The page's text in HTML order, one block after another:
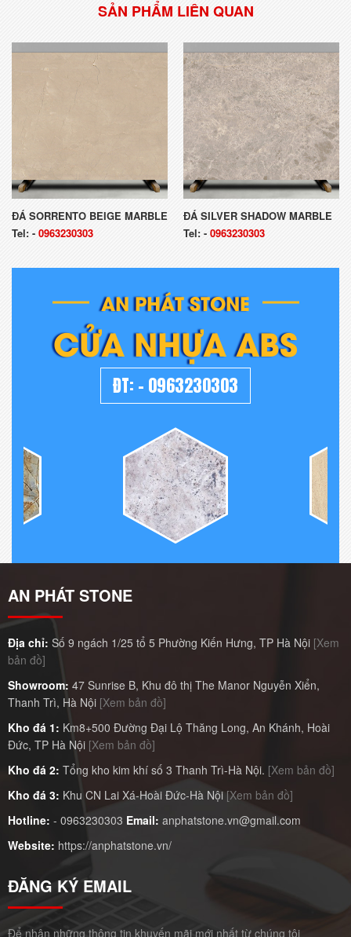
SẢN PHẨM LIÊN QUAN
ĐÁ SORRENTO BEIGE MARBLE
Tel: - 0963230303
ĐÁ SILVER SHADOW MARBLE
Tel: - 0963230303
AN PHÁT STONE
CỬA NHỰA ABS
ĐT: - 0963230303
AN PHÁT STONE
Địa chỉ: Số 9 ngách 1/25 tổ 5 Phường Kiến Hưng, TP Hà Nội [Xem
bản đồ]
Showroom: 47 Sunrise B, Khu đô thị The Manor Nguyễn Xiển,
Thanh Trì, Hà Nội [Xem bản đồ]
Kho đá 1: Km8+500 Đường Đại Lộ Thăng Long, An Khánh, Hoài
Đức, TP Hà Nội [Xem bản đồ]
Kho đá 2: Tổng kho kim khí số 3 Thanh Trì-Hà Nội. [Xem bản đồ]
Kho đá 3: Khu CN Lai Xá-Hoài Đức-Hà Nội [Xem bản đồ]
Hotline: - 0963230303 Email: anphatstone.vn@gmail.com
Website: https://anphatstone.vn/
ĐĂNG KÝ EMAIL
Để nhận những thông tin khuyến mãi mới nhất từ chúng tôi